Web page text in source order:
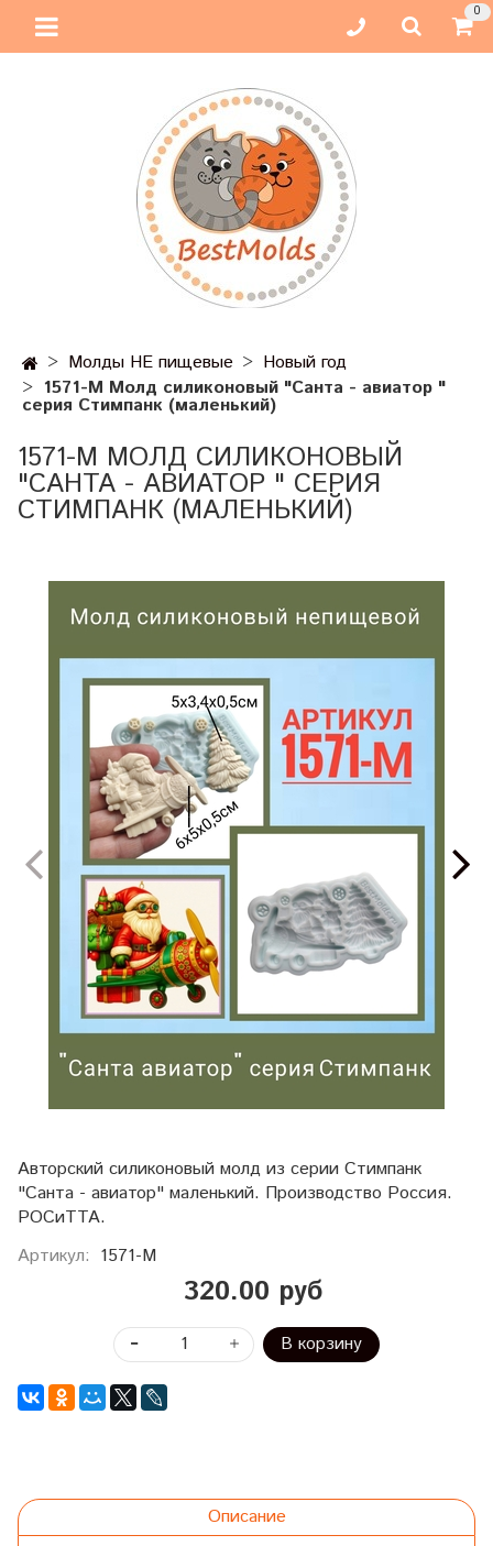
0
Молды НЕ пищевые
Новый год
1571-М Молд силиконовый "Санта - авиатор "
серия Стимпанк (маленький)
1571-М МОЛД СИЛИКОНОВЫЙ
"САНТА - АВИАТОР " СЕРИЯ
СТИМПАНК (МАЛЕНЬКИЙ)
Авторский силиконовый молд из серии Стимпанк
"Санта - авиатор" маленький. Производство Россия.
РОСиТТА.
Артикул: 1571-М
320.00 руб
В корзину
Описание